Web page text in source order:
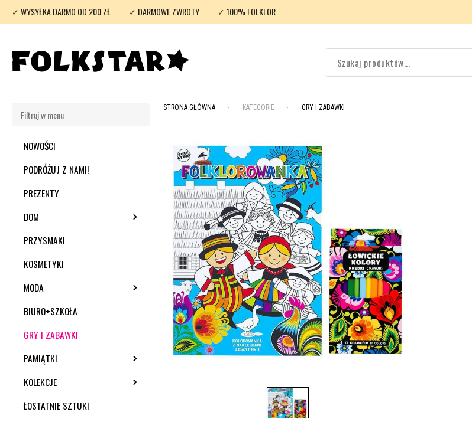
✓ WYSYŁKA DARMO OD 200 ZŁ ✓ DARMOWE ZWROTY ✓ 100% FOLKLOR
NOWOŚCI
PODRÓŻUJ Z NAMI!
PREZENTY
DOM
PRZYSMAKI
KOSMETYKI
MODA
BIURO+SZKOŁA
GRY I ZABAWKI
PAMIĄTKI
KOLEKCJE
ŁOSTATNIE SZTUKI
STRONA GŁÓWNA KATEGORIE GRY I ZABAWKI